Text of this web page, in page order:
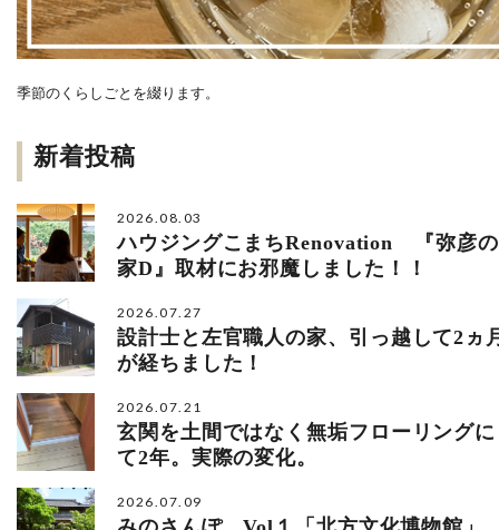
季節のくらしごとを綴ります。
新着投稿
2026.08.03
ハウジングこまちRenovation 『弥彦の
家D』取材にお邪魔しました！！
2026.07.27
設計士と左官職人の家、引っ越して2ヵ
が経ちました！
2026.07.21
玄関を土間ではなく無垢フローリング
て2年。実際の変化。
2026.07.09